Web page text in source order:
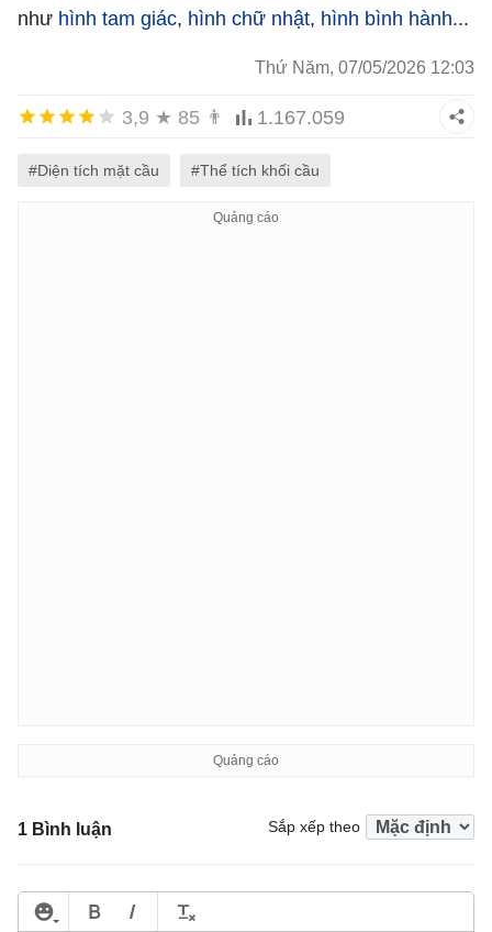
như hình tam giác, hình chữ nhật, hình bình hành...
Thứ Năm, 07/05/2026 12:03
3,9 ★ 85 👨 1.167.059
#Diện tích mặt cầu #Thể tích khối cầu
1 Bình luận Sắp xếp theo